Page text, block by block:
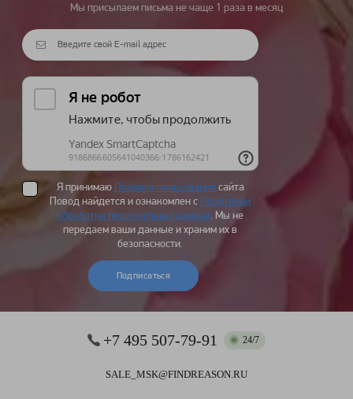
Мы присылаем письма не чаще 1 раза в месяц
Я принимаю Правила пользования сайта
Повод найдется и ознакомлен с Политикой
обработки персональных данных. Мы не
передаем ваши данные и храним их в
безопасности.
Подписаться
+7 495 507-79-91 24/7
SALE_MSK@FINDREASON.RU